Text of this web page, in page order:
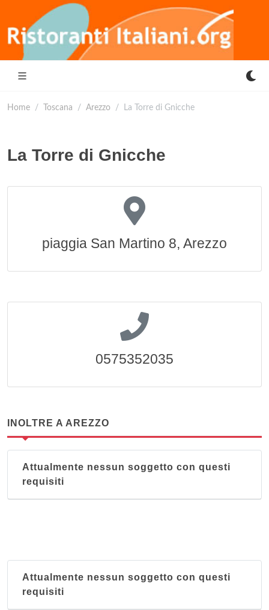
Home Toscana Arezzo La Torre di Gnicche
La Torre di Gnicche
piaggia San Martino 8, Arezzo
0575352035
INOLTRE A AREZZO
Attualmente nessun soggetto con questi
requisiti
Attualmente nessun soggetto con questi
requisiti